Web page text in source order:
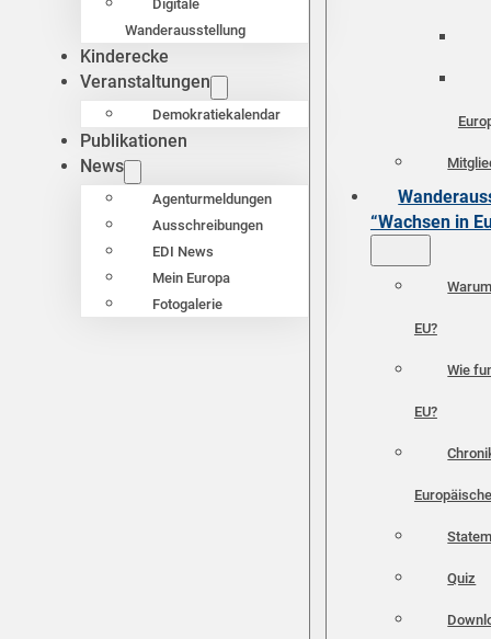
Digitale
Wanderausstellung
Kinderecke
Veranstaltungen
Demokratiekalendar
Publikationen
News
Agenturmeldungen
Ausschreibungen
EDI News
Mein Europa
Fotogalerie
“Wachsen in
EU?
Wie
EU?
Quiz